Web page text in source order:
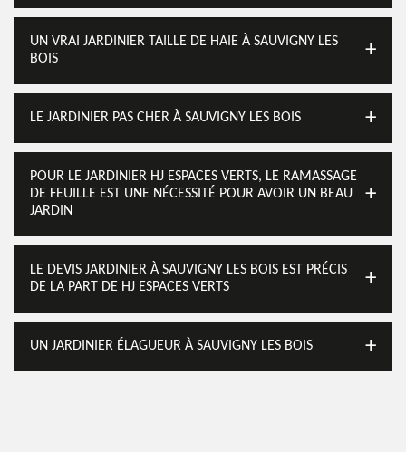
UN VRAI JARDINIER TAILLE DE HAIE À SAUVIGNY LES
BOIS
LE JARDINIER PAS CHER À SAUVIGNY LES BOIS
POUR LE JARDINIER HJ ESPACES VERTS, LE RAMASSAGE
DE FEUILLE EST UNE NÉCESSITÉ POUR AVOIR UN BEAU
JARDIN
LE DEVIS JARDINIER À SAUVIGNY LES BOIS EST PRÉCIS
DE LA PART DE HJ ESPACES VERTS
UN JARDINIER ÉLAGUEUR À SAUVIGNY LES BOIS